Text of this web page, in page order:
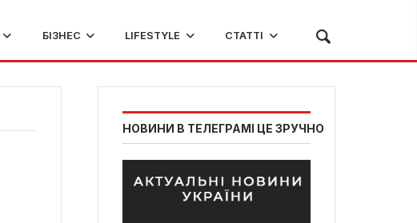
БІЗНЕС LIFESTYLE СТАТТІ
НОВИНИ В ТЕЛЕГРАМІ ЦЕ ЗРУЧНО